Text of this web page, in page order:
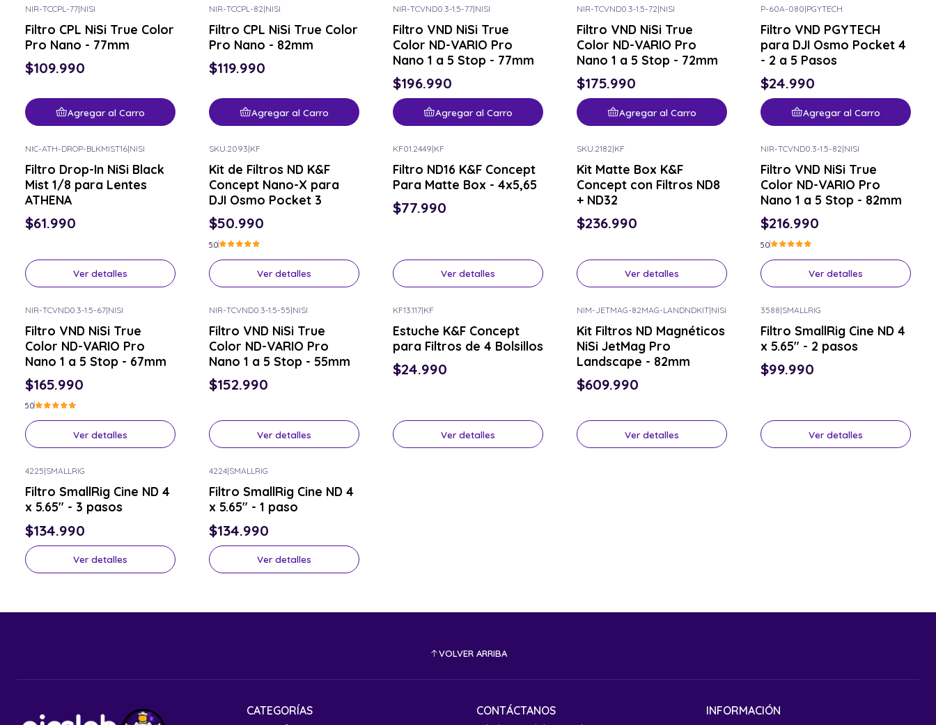
NIR-TCCPL-77|NISI
Filtro CPL NiSi True Color
Pro Nano - 77mm
$109.990
Agregar al Carro
NIR-TCCPL-82|NISI
Filtro CPL NiSi True Color
Pro Nano - 82mm
$119.990
Agregar al Carro
NIR-TCVND0.3-1.5-77|NISI
Filtro VND NiSi True
Color ND-VARIO Pro
Nano 1 a 5 Stop - 77mm
$196.990
Agregar al Carro
NIR-TCVND0.3-1.5-72|NISI
Filtro VND NiSi True
Color ND-VARIO Pro
Nano 1 a 5 Stop - 72mm
$175.990
Agregar al Carro
P-60A-080|PGYTECH
Filtro VND PGYTECH
para DJI Osmo Pocket 4
- 2 a 5 Pasos
$24.990
Agregar al Carro
NIC-ATH-DROP-BLKMIST16|NISI
Filtro Drop-In NiSi Black
Mist 1/8 para Lentes
ATHENA
$61.990
Ver detalles
SKU.2093|KF
Kit de Filtros ND K&F
Concept Nano-X para
DJI Osmo Pocket 3
$50.990
5.0
Ver detalles
KF01.2449|KF
Filtro ND16 K&F Concept
Para Matte Box - 4x5,65
$77.990
Ver detalles
SKU.2182|KF
Kit Matte Box K&F
Concept con Filtros ND8
+ ND32
$236.990
Ver detalles
NIR-TCVND0.3-1.5-82|NISI
Filtro VND NiSi True
Color ND-VARIO Pro
Nano 1 a 5 Stop - 82mm
$216.990
5.0
Ver detalles
NIR-TCVND0.3-1.5-67|NISI
Filtro VND NiSi True
Color ND-VARIO Pro
Nano 1 a 5 Stop - 67mm
$165.990
5.0
Ver detalles
NIR-TCVND0.3-1.5-55|NISI
Filtro VND NiSi True
Color ND-VARIO Pro
Nano 1 a 5 Stop - 55mm
$152.990
Ver detalles
KF13.117|KF
Estuche K&F Concept
para Filtros de 4 Bolsillos
$24.990
Ver detalles
NIM-JETMAG-82MAG-LANDNDKIT|NISI
Kit Filtros ND Magnéticos
NiSi JetMag Pro
Landscape - 82mm
$609.990
Ver detalles
3588|SMALLRIG
Filtro SmallRig Cine ND 4
x 5.65" - 2 pasos
$99.990
Ver detalles
4225|SMALLRIG
Filtro SmallRig Cine ND 4
x 5.65" - 3 pasos
$134.990
Ver detalles
4224|SMALLRIG
Filtro SmallRig Cine ND 4
x 5.65" - 1 paso
$134.990
Ver detalles
VOLVER ARRIBA
CATEGORÍAS CONTÁCTANOS INFORMACIÓN